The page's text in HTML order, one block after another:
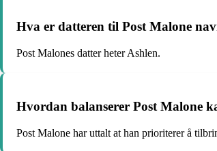
Hva er datteren til Post Malone
Post Malones datter heter Ashlen.
Hvordan balanserer Post Malone
Post Malone har uttalt at han prioriterer å